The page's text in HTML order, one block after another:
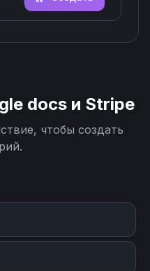
docs и Stripe
чтобы создать